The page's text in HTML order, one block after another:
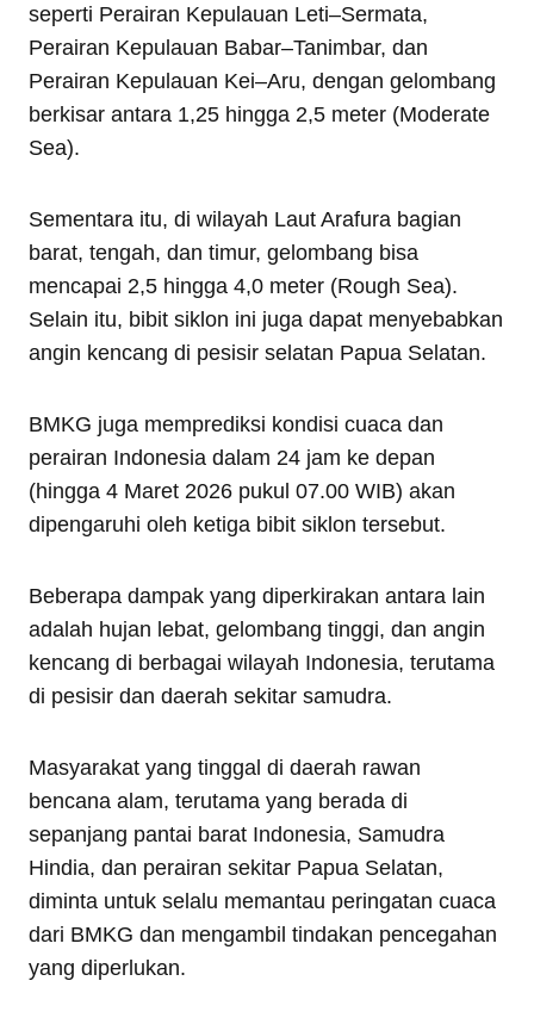
seperti Perairan Kepulauan Leti–Sermata,
Perairan Kepulauan Babar–Tanimbar, dan
Perairan Kepulauan Kei–Aru, dengan gelombang
berkisar antara 1,25 hingga 2,5 meter (Moderate
Sea).
Sementara itu, di wilayah Laut Arafura bagian
barat, tengah, dan timur, gelombang bisa
mencapai 2,5 hingga 4,0 meter (Rough Sea).
Selain itu, bibit siklon ini juga dapat menyebabkan
angin kencang di pesisir selatan Papua Selatan.
BMKG juga memprediksi kondisi cuaca dan
perairan Indonesia dalam 24 jam ke depan
(hingga 4 Maret 2026 pukul 07.00 WIB) akan
dipengaruhi oleh ketiga bibit siklon tersebut.
Beberapa dampak yang diperkirakan antara lain
adalah hujan lebat, gelombang tinggi, dan angin
kencang di berbagai wilayah Indonesia, terutama
di pesisir dan daerah sekitar samudra.
Masyarakat yang tinggal di daerah rawan
bencana alam, terutama yang berada di
sepanjang pantai barat Indonesia, Samudra
Hindia, dan perairan sekitar Papua Selatan,
diminta untuk selalu memantau peringatan cuaca
dari BMKG dan mengambil tindakan pencegahan
yang diperlukan.